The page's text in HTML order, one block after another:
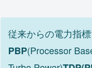
従来からの電力指
PBP(Processor